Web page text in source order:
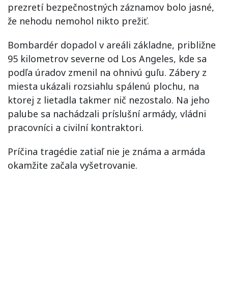
prezretí bezpečnostných záznamov bolo jasné,
že nehodu nemohol nikto prežiť.
Bombardér dopadol v areáli základne, približne
95 kilometrov severne od Los Angeles, kde sa
podľa úradov zmenil na ohnivú guľu. Zábery z
miesta ukázali rozsiahlu spálenú plochu, na
ktorej z lietadla takmer nič nezostalo. Na jeho
palube sa nachádzali príslušní armády, vládni
pracovníci a civilní kontraktori.
Príčina tragédie zatiaľ nie je známa a armáda
okamžite začala vyšetrovanie.